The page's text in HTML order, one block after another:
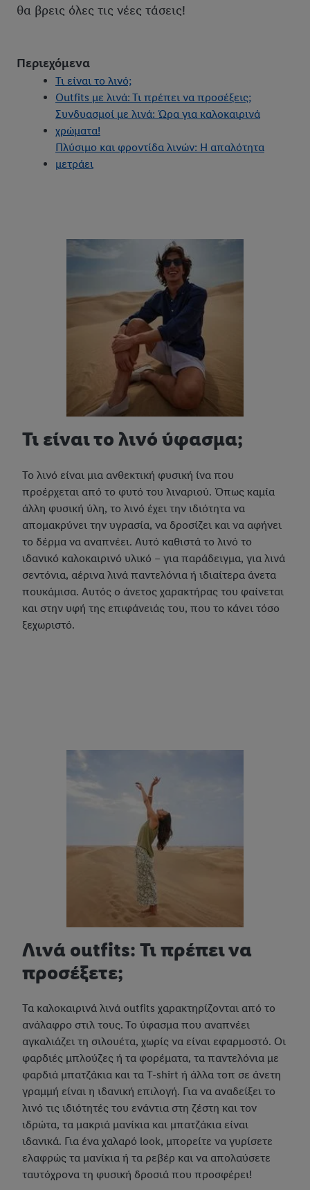
θα βρεις όλες τις νέες τάσεις!
Περιεχόμενα
Τι είναι το λινό;
Outfits με λινά: Τι πρέπει να προσέξεις;
Συνδυασμοί με λινά: Ώρα για καλοκαιρινά
χρώματα!
Πλύσιμο και φροντίδα λινών: Η απαλότητα
μετράει
Τι είναι το λινό ύφασμα;
Το λινό είναι μια ανθεκτική φυσική ίνα που
προέρχεται από το φυτό του λιναριού. Όπως καμία
άλλη φυσική ύλη, το λινό έχει την ιδιότητα να
απομακρύνει την υγρασία, να δροσίζει και να αφήνει
το δέρμα να αναπνέει. Αυτό καθιστά το λινό το
ιδανικό καλοκαιρινό υλικό – για παράδειγμα, για λινά
σεντόνια, αέρινα λινά παντελόνια ή ιδιαίτερα άνετα
πουκάμισα. Αυτός ο άνετος χαρακτήρας του φαίνεται
και στην υφή της επιφάνειάς του, που το κάνει τόσο
ξεχωριστό.
Λινά outfits: Τι πρέπει να
προσέξετε;
Τα καλοκαιρινά λινά outfits χαρακτηρίζονται από το
ανάλαφρο στιλ τους. Το ύφασμα που αναπνέει
αγκαλιάζει τη σιλουέτα, χωρίς να είναι εφαρμοστό. Οι
φαρδιές μπλούζες ή τα φορέματα, τα παντελόνια με
φαρδιά μπατζάκια και τα T-shirt ή άλλα τοπ σε άνετη
γραμμή είναι η ιδανική επιλογή. Για να αναδείξει το
λινό τις ιδιότητές του ενάντια στη ζέστη και τον
ιδρώτα, τα μακριά μανίκια και μπατζάκια είναι
ιδανικά. Για ένα χαλαρό look, μπορείτε να γυρίσετε
ελαφρώς τα μανίκια ή τα ρεβέρ και να απολαύσετε
ταυτόχρονα τη φυσική δροσιά που προσφέρει!